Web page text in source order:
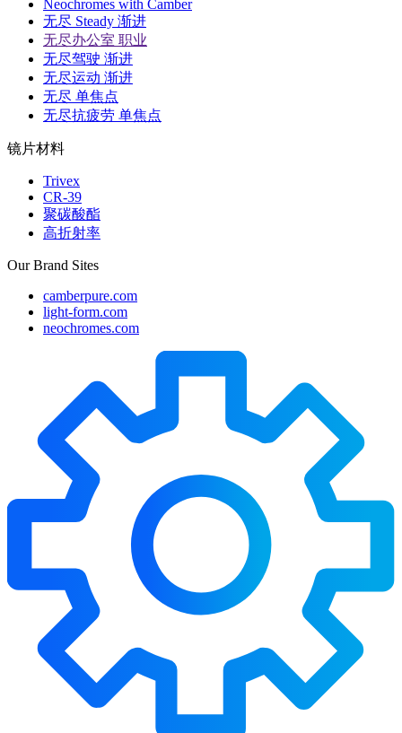
Neochromes with Camber
无尽 Steady 渐进
无尽办公室 职业
无尽驾驶 渐进
无尽运动 渐进
无尽 单焦点
无尽抗疲劳 单焦点
镜片材料
Trivex
CR-39
聚碳酸酯
高折射率
Our Brand Sites
camberpure.com
light-form.com
neochromes.com